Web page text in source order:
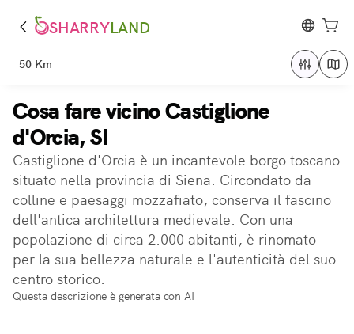
SHARRYLAND
50 Km
Cosa fare vicino Castiglione
d'Orcia, SI
Castiglione d'Orcia è un incantevole borgo toscano
situato nella provincia di Siena. Circondato da
colline e paesaggi mozzafiato, conserva il fascino
dell'antica architettura medievale. Con una
popolazione di circa 2.000 abitanti, è rinomato
per la sua bellezza naturale e l'autenticità del suo
centro storico.
Questa descrizione è generata con AI